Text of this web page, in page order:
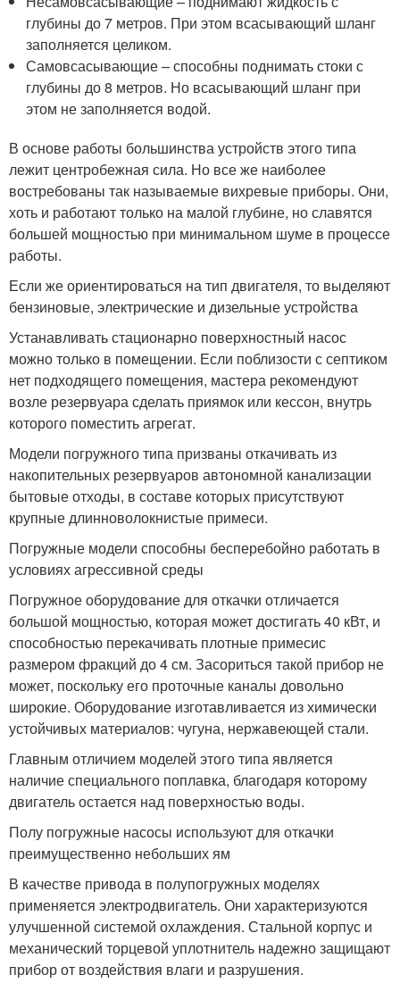
глубины до 7 метров. При этом всасывающий шланг
заполняется целиком.
Самовсасывающие – способны поднимать стоки с
глубины до 8 метров. Но всасывающий шланг при
этом не заполняется водой.
В основе работы большинства устройств этого типа
лежит центробежная сила. Но все же наиболее
востребованы так называемые вихревые приборы. Они,
хоть и работают только на малой глубине, но славятся
большей мощностью при минимальном шуме в процессе
работы.
Если же ориентироваться на тип двигателя, то выделяют
бензиновые, электрические и дизельные устройства
Устанавливать стационарно поверхностный насос
можно только в помещении. Если поблизости с септиком
нет подходящего помещения, мастера рекомендуют
возле резервуара сделать приямок или кессон, внутрь
которого поместить агрегат.
Модели погружного типа призваны откачивать из
накопительных резервуаров автономной канализации
бытовые отходы, в составе которых присутствуют
крупные длинноволокнистые примеси.
Погружные модели способны бесперебойно работать в
условиях агрессивной среды
Погружное оборудование для откачки отличается
большой мощностью, которая может достигать 40 кВт, и
способностью перекачивать плотные примесис
размером фракций до 4 см. Засориться такой прибор не
может, поскольку его проточные каналы довольно
широкие. Оборудование изготавливается из химически
устойчивых материалов: чугуна, нержавеющей стали.
Главным отличием моделей этого типа является
наличие специального поплавка, благодаря которому
двигатель остается над поверхностью воды.
Полу погружные насосы используют для откачки
преимущественно небольших ям
В качестве привода в полупогружных моделях
применяется электродвигатель. Они характеризуются
улучшенной системой охлаждения. Стальной корпус и
механический торцевой уплотнитель надежно защищают
прибор от воздействия влаги и разрушения.